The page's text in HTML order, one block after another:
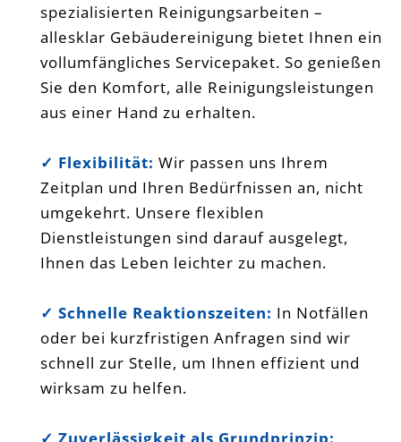
spezialisierten Reinigungsarbeiten –
allesklar Gebäudereinigung bietet Ihnen ein
vollumfängliches Servicepaket. So genießen
Sie den Komfort, alle Reinigungsleistungen
aus einer Hand zu erhalten.
✓ Flexibilität: Wir passen uns Ihrem
Zeitplan und Ihren Bedürfnissen an, nicht
umgekehrt. Unsere flexiblen
Dienstleistungen sind darauf ausgelegt,
Ihnen das Leben leichter zu machen.
✓ Schnelle Reaktionszeiten: In Notfällen
oder bei kurzfristigen Anfragen sind wir
schnell zur Stelle, um Ihnen effizient und
wirksam zu helfen.
✓ Zuverlässigkeit als Grundprinzip: